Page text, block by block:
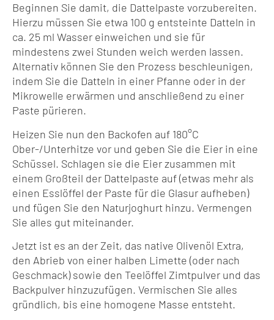
Beginnen Sie damit, die Dattelpaste vorzubereiten.
Hierzu müssen Sie etwa 100 g entsteinte Datteln in
ca. 25 ml Wasser einweichen und sie für
mindestens zwei Stunden weich werden lassen.
Alternativ können Sie den Prozess beschleunigen,
indem Sie die Datteln in einer Pfanne oder in der
Mikrowelle erwärmen und anschließend zu einer
Paste pürieren.
Heizen Sie nun den Backofen auf 180°C
Ober-/Unterhitze vor und geben Sie die Eier in eine
Schüssel. Schlagen sie die Eier zusammen mit
einem Großteil der Dattelpaste auf (etwas mehr als
einen Esslöffel der Paste für die Glasur aufheben)
und fügen Sie den Naturjoghurt hinzu. Vermengen
Sie alles gut miteinander.
Jetzt ist es an der Zeit, das native Olivenöl Extra,
den Abrieb von einer halben Limette (oder nach
Geschmack) sowie den Teelöffel Zimtpulver und das
Backpulver hinzuzufügen. Vermischen Sie alles
gründlich, bis eine homogene Masse entsteht.